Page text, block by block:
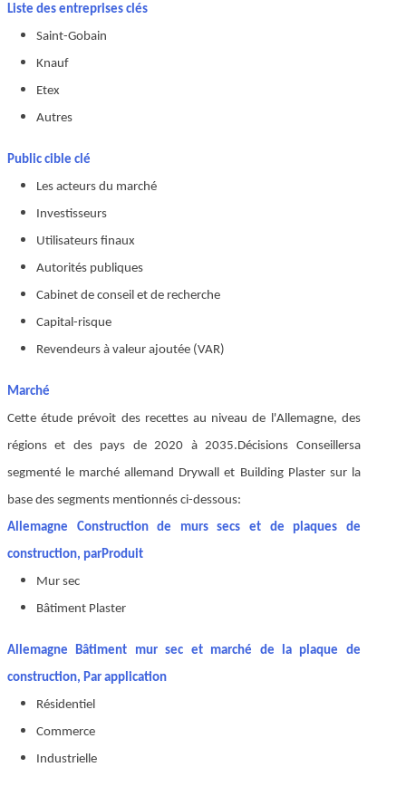
Liste des entreprises clés
Saint-Gobain
Knauf
Etex
Autres
Public cible clé
Les acteurs du marché
Investisseurs
Utilisateurs finaux
Autorités publiques
Cabinet de conseil et de recherche
Capital-risque
Revendeurs à valeur ajoutée (VAR)
Marché
Cette étude prévoit des recettes au niveau de l'Allemagne, des
régions et des pays de 2020 à 2035. Décisions Conseillersa
segmenté le marché allemand Drywall et Building Plaster sur la
base des segments mentionnés ci-dessous:
Allemagne Construction de murs secs et de plaques de
construction, parProduit
Mur sec
Bâtiment Plaster
Allemagne Bâtiment mur sec et marché de la plaque de
construction, Par application
Résidentiel
Commerce
Industrielle